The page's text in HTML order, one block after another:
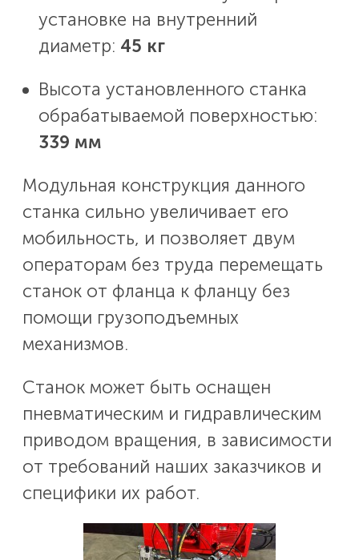
установке на внутренний
диаметр: 45 кг
Высота установленного станка
обрабатываемой поверхностью:
339 мм
Модульная конструкция данного
станка сильно увеличивает его
мобильность, и позволяет двум
операторам без труда перемещать
станок от фланца к фланцу без
помощи грузоподъемных
механизмов.
Станок может быть оснащен
пневматическим и гидравлическим
приводом вращения, в зависимости
от требований наших заказчиков и
специфики их работ.